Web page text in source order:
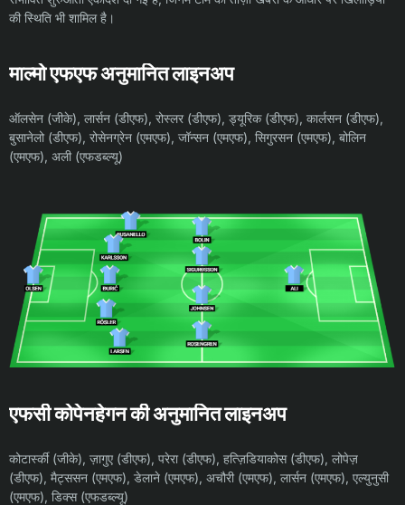
की स्थिति भी शामिल है।
माल्मो एफएफ अनुमानित लाइनअप
ऑलसेन (जीके), लार्सन (डीएफ), रोस्लर (डीएफ), ड्यूरिक (डीएफ), कार्लसन (डीएफ),
बुसानेलो (डीएफ), रोसेनग्रेन (एमएफ), जॉन्सन (एमएफ), सिगुरसन (एमएफ), बोलिन
(एमएफ), अली (एफडब्ल्यू)
एफसी कोपेनहेगन की अनुमानित लाइनअप
कोटार्स्की (जीके), ज़ागुए (डीएफ), परेरा (डीएफ), हत्ज़िडियाकोस (डीएफ), लोपेज़
(डीएफ), मैट्ससन (एमएफ), डेलाने (एमएफ), अचौरी (एमएफ), लार्सन (एमएफ), एल्युनुसी
(एमएफ), डिक्स (एफडब्ल्यू)